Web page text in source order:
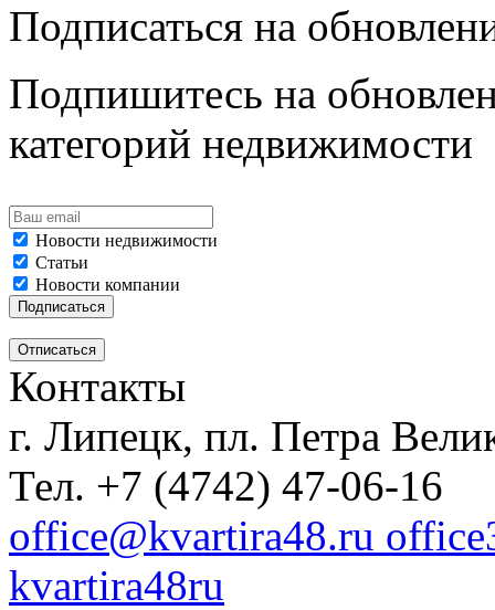
Подписаться на
Подпишитесь на
категорий недвижимости
Новости недвижимости
Статьи
Новости компании
Контакты
г. Липецк, пл. Петра
Тел. +7 (4742) 47-06-16
office@kvartira48.ru
kvartira48ru